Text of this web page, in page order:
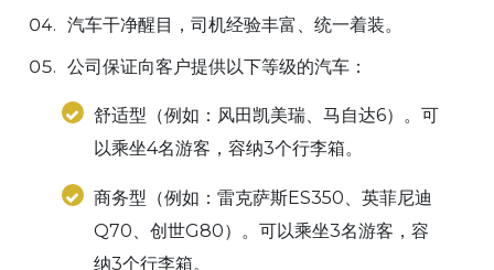
汽车干净醒目，司机经验丰富、统一着装。
公司保证向客户提供以下等级的汽车：
舒适型（例如：风田凯美瑞、马自达6）。可
以乘坐4名游客，容纳3个行李箱。
商务型（例如：雷克萨斯ES350、英菲尼迪
Q70、创世G80）。可以乘坐3名游客，容
纳3个行李箱。